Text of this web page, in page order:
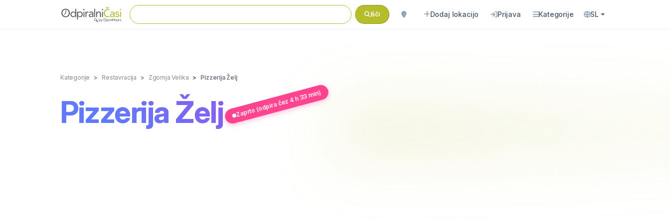
Išči Dodaj lokacijo Prijava Kategorije SL
Kategorije Restavracija Zgornja Velika Pizzerija Želj
Pizzerija Želj Zaprto (odpira čez 4 h 33 min)